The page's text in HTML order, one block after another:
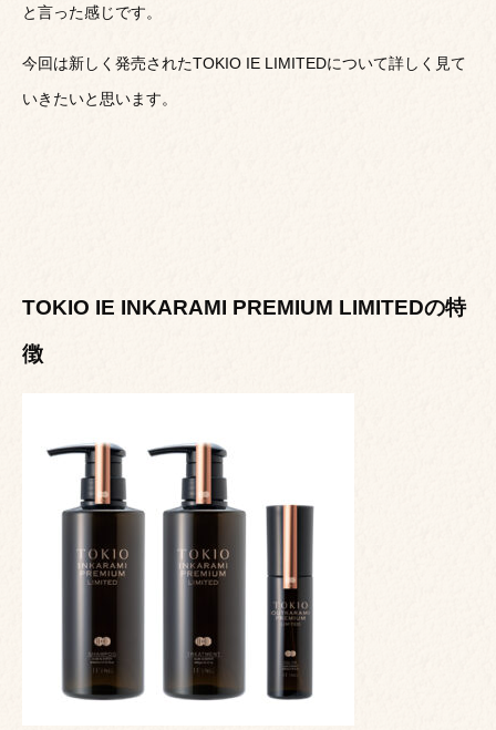
と言った感じです。
今回は新しく発売されたTOKIO IE LIMITEDについて詳しく見て
いきたいと思います。
TOKIO IE INKARAMI PREMIUM LIMITEDの特
徴